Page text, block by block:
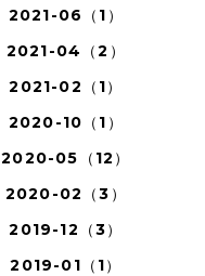
2021-06（1）
2021-04（2）
2021-02（1）
2020-10（1）
2020-05（12）
2020-02（3）
2019-12（3）
2019-01（1）